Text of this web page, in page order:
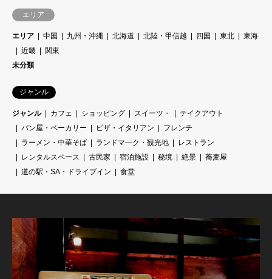
エリア
エリア 中国 九州・沖縄 北海道 北陸・甲信越 四国 東北
東海
近畿
関東
未分類
ジャンル
ジャンル カフェ ショッピング スイーツ・
テイクアウト
パン屋・ベーカリー
ピザ・イタリアン
フレンチ
ラーメン・中華そば
ランドマ―ク・観光地
レストラン
レンタルスペース
古民家 宿泊施設 秘境 絶景
蕎麦屋
道の駅・SA・ドライブイン
食堂